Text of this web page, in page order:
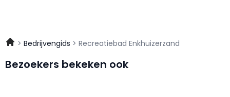
Bedrijvengids Recreatiebad Enkhuizerzand
Bezoekers bekeken ook